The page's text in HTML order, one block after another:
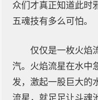
众们才真正知道此时
五魂技有多么可怕。
仅仅是一枚火焰
汽。火焰流星在水中
发，激起一股巨大的
流星，就足足让斗魂